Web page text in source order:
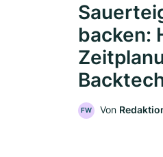
backen:
FW Von